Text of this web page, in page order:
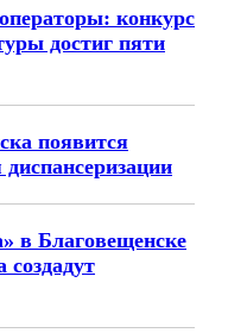
конкурс
достиг пяти
появится
в Благовещенске